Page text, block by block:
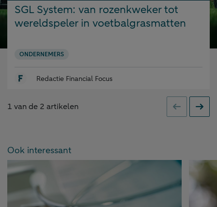
op:
SGL System: van rozenkweker tot
wereldspeler in voetbalgrasmatten
ONDERNEMERS
Redactie Financial Focus
1 van de 2 artikelen Vorige
Ook interessant